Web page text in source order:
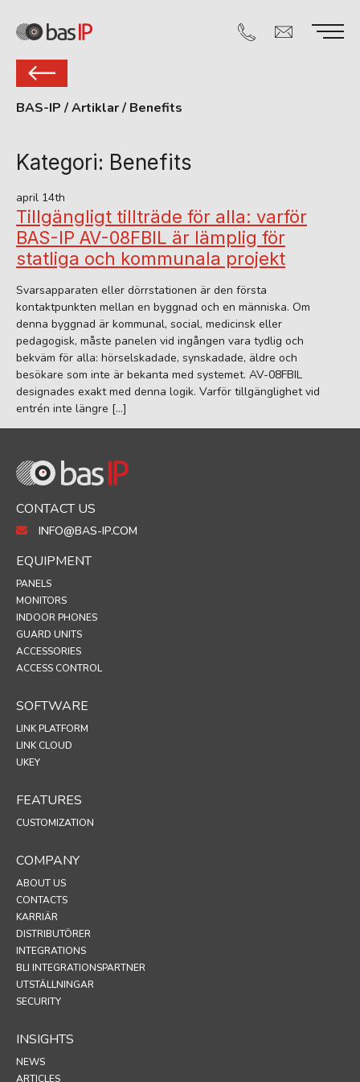
BAS-IP /Artiklar/ Benefits
Kategori: Benefits
april 14th
Tillgängligt tillträde för alla: varför
BAS-IP AV-08FBIL är lämplig för
statliga och kommunala projekt
Svarsapparaten eller dörrstationen är den första
kontaktpunkten mellan en byggnad och en människa. Om
denna byggnad är kommunal, social, medicinsk eller
pedagogisk, måste panelen vid ingången vara tydlig och
bekväm för alla: hörselskadade, synskadade, äldre och
besökare som inte är bekanta med systemet. AV-08FBIL
designades exakt med denna logik. Varför tillgänglighet vid
entrén inte längre […]
CONTACT US
INFO@BAS-IP.COM
EQUIPMENT
PANELS
MONITORS
INDOOR PHONES
GUARD UNITS
ACCESSORIES
ACCESS CONTROL
SOFTWARE
LINK PLATFORM
LINK CLOUD
UKEY
FEATURES
CUSTOMIZATION
COMPANY
ABOUT US
CONTACTS
KARRIÄR
DISTRIBUTÖRER
INTEGRATIONS
BLI INTEGRATIONSPARTNER
UTSTÄLLNINGAR
SECURITY
INSIGHTS
NEWS
ARTICLES